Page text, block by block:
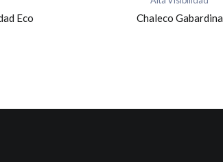
Eco Chaleco Gabardina